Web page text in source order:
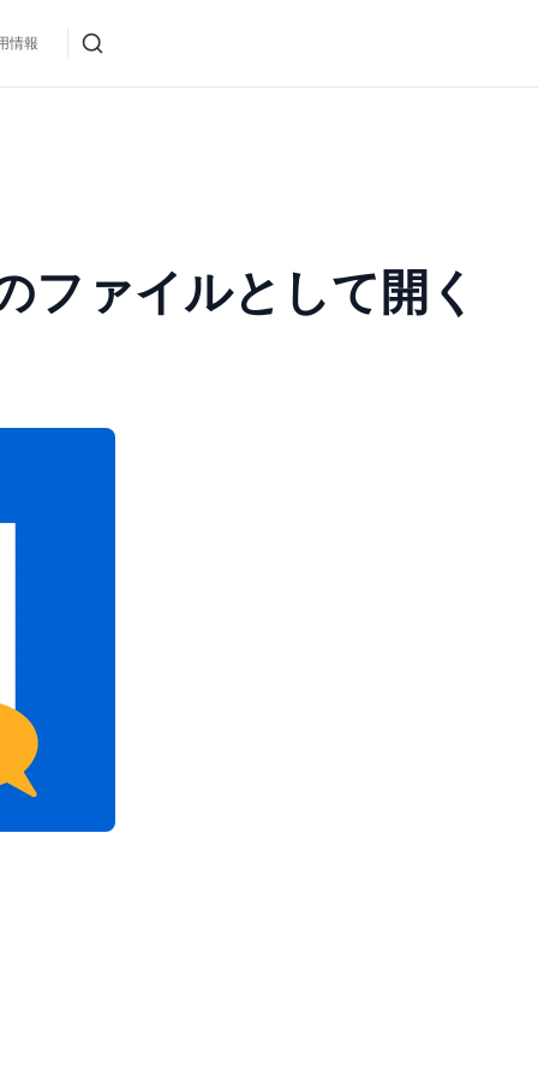
情報
ァイルとして開く